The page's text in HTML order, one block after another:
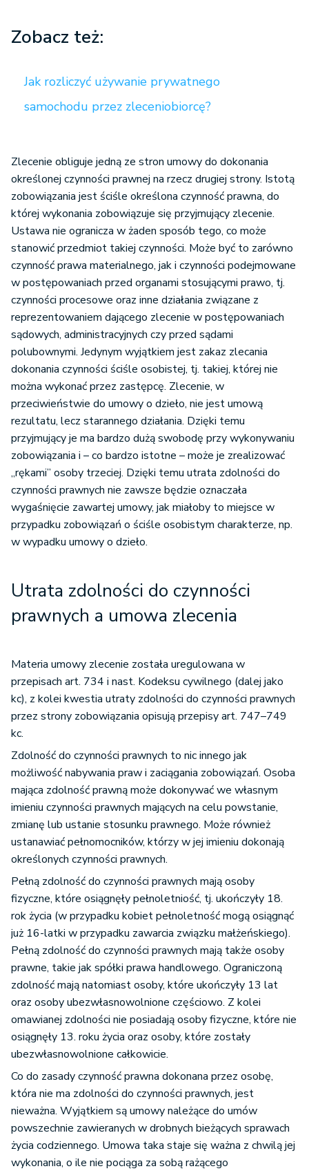
Zobacz też:
Jak rozliczyć używanie prywatnego
samochodu przez zleceniobiorcę?
Zlecenie obliguje jedną ze stron umowy do dokonania
określonej czynności prawnej na rzecz drugiej strony. Istotą
zobowiązania jest ściśle określona czynność prawna, do
której wykonania zobowiązuje się przyjmujący zlecenie.
Ustawa nie ogranicza w żaden sposób tego, co może
stanowić przedmiot takiej czynności. Może być to zarówno
czynność prawa materialnego, jak i czynności podejmowane
w postępowaniach przed organami stosującymi prawo, tj.
czynności procesowe oraz inne działania związane z
reprezentowaniem dającego zlecenie w postępowaniach
sądowych, administracyjnych czy przed sądami
polubownymi. Jedynym wyjątkiem jest zakaz zlecania
dokonania czynności ściśle osobistej, tj. takiej, której nie
można wykonać przez zastępcę. Zlecenie, w
przeciwieństwie do umowy o dzieło, nie jest umową
rezultatu, lecz starannego działania. Dzięki temu
przyjmujący je ma bardzo dużą swobodę przy wykonywaniu
zobowiązania i – co bardzo istotne – może je zrealizować
„rękami” osoby trzeciej. Dzięki temu utrata zdolności do
czynności prawnych nie zawsze będzie oznaczała
wygaśnięcie zawartej umowy, jak miałoby to miejsce w
przypadku zobowiązań o ściśle osobistym charakterze, np.
w wypadku umowy o dzieło.
Utrata zdolności do czynności
prawnych a umowa zlecenia
Materia umowy zlecenie została uregulowana w
przepisach art. 734 i nast. Kodeksu cywilnego (dalej jako
kc), z kolei kwestia utraty zdolności do czynności prawnych
przez strony zobowiązania opisują przepisy art. 747–749
kc.
Zdolność do czynności prawnych to nic innego jak
możliwość nabywania praw i zaciągania zobowiązań. Osoba
mająca zdolność prawną może dokonywać we własnym
imieniu czynności prawnych mających na celu powstanie,
zmianę lub ustanie stosunku prawnego. Może również
ustanawiać pełnomocników, którzy w jej imieniu dokonają
określonych czynności prawnych.
Pełną zdolność do czynności prawnych mają osoby
fizyczne, które osiągnęły pełnoletniość, tj. ukończyły 18.
rok życia (w przypadku kobiet pełnoletność mogą osiągnąć
już 16-latki w przypadku zawarcia związku małżeńskiego).
Pełną zdolność do czynności prawnych mają także osoby
prawne, takie jak spółki prawa handlowego. Ograniczoną
zdolność mają natomiast osoby, które ukończyły 13 lat
oraz osoby ubezwłasnowolnione częściowo. Z kolei
omawianej zdolności nie posiadają osoby fizyczne, które nie
osiągnęły 13. roku życia oraz osoby, które zostały
ubezwłasnowolnione całkowicie.
Co do zasady czynność prawna dokonana przez osobę,
która nie ma zdolności do czynności prawnych, jest
nieważna. Wyjątkiem są umowy należące do umów
powszechnie zawieranych w drobnych bieżących sprawach
życia codziennego. Umowa taka staje się ważna z chwilą jej
wykonania, o ile nie pociąga za sobą rażącego